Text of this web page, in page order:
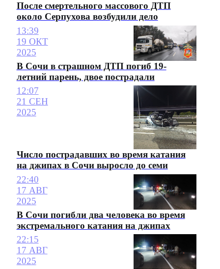
После смертельного массового ДТП
около Серпухова возбудили дело
13:39
19 ОКТ
2025
В Сочи в страшном ДТП погиб 19-
летний парень, двое пострадали
12:07
21 СЕН
2025
Число пострадавших во время катания
на джипах в Сочи выросло до семи
22:40
17 АВГ
2025
В Сочи погибли два человека во время
экстремального катания на джипах
22:15
17 АВГ
2025